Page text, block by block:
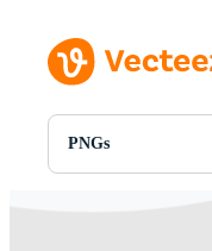
PNGs
Todas Imágenes